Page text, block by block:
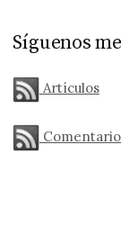
Síguenos
Artículos